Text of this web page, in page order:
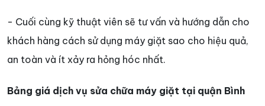
- Cuối cùng kỹ thuật viên sẽ tư vấn và hướng dẫn cho
khách hàng cách sử dụng máy giặt sao cho hiệu quả,
an toàn và ít xảy ra hỏng hóc nhất.
Bảng giá dịch vụ sửa chữa máy giặt tại quận Bình